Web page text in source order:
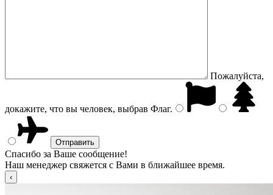
Пожалуйста,
докажите, что вы человек, выбрав Флаг.
Спасибо за Ваше сообщение!
Наш менеджер свяжется с Вами в ближайшее время.